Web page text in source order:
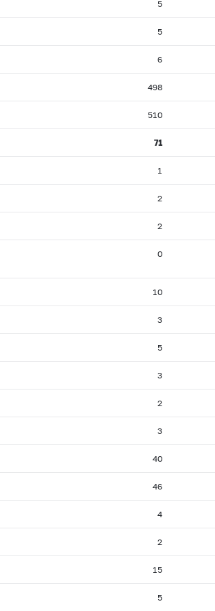
5
5
6
498
510
71
1
2
2
0
10
3
5
3
2
3
40
46
4
2
15
5